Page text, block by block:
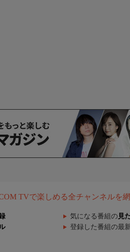
TVで楽しめる全チャンネルを
気になる番組の 見
登録した番組の最